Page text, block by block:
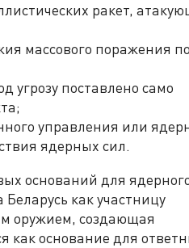
ракет,
массового поражения по
угрозу поставлено само
управления или
ядерных сил.
оснований для
как участницу
оружием, создающая
как основание для